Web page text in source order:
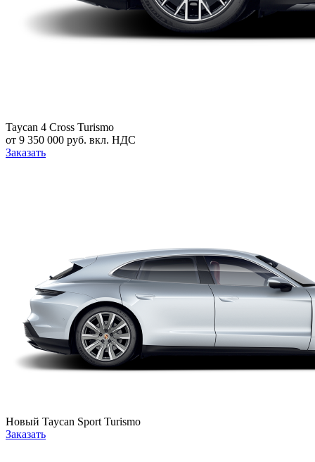
Taycan 4 Cross Turismo
от 9 350 000 руб. вкл. НДС
Заказать
Новый Taycan Sport Turismo
Заказать